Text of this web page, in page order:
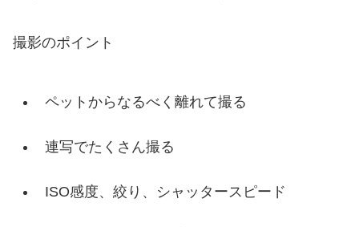
撮影のポイント
ペットからなるべく離れて撮る
連写でたくさん撮る
ISO感度、絞り、シャッタースピード